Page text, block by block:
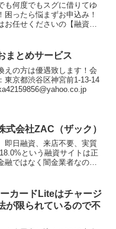
も何度でもスグに借りてゆ
困ったら悩まずお申込み！
お任せくださいの【融資】
送られてきたSMSメールで
もらえる消...
まとめサービス
えの方は優遇致します！会
東京都渋谷区神宮前1-13-14
式会社ZAC（ザック）
即日融資、来店不要、実質
という融資サイトは正
融ではなく闇金業者なので
ので時間が経てば再度同じ
す...
カードLiteはチャージ
が限られているので不